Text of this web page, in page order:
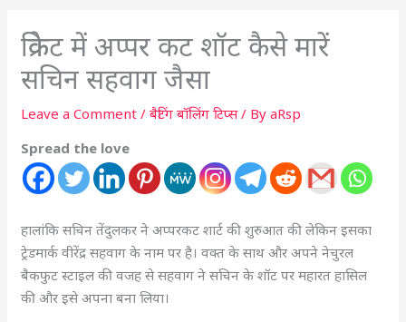
क्रिकेट में अप्पर कट शॉट कैसे मारें
सचिन सहवाग जैसा
Leave a Comment /बैटिंग बॉलिंग टिप्स/ ByaRsp
Spread the love
हालांकि सचिन तेंदुलकर ने अप्परकट शार्ट की शुरुआत की लेकिन इसका
ट्रेडमार्क वीरेंद्र सहवाग के नाम पर है। वक्त के साथ और अपने नेचुरल
बैकफुट स्टाइल की वजह से सहवाग ने सचिन के शॉट पर महारत हासिल
की और इसे अपना बना लिया।